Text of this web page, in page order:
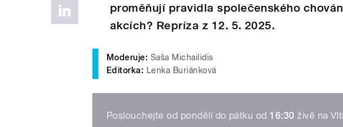
proměňují pravidla společenského
akcích? Repríza z 12. 5. 2025.
Moderuje: Saša Michailidis
Editorka: Lenka Buriánková
Poslouchejte od pondělí do pátku od 16:30 živě na